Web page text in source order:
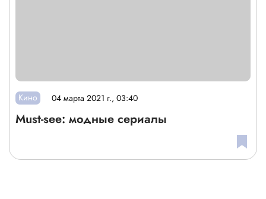
Кино 04 марта 2021 г., 03:40
Must-see: модные сериалы